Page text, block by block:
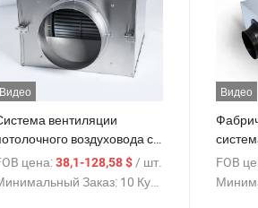
Видео
вентиляции
воздуховода с
Fresh Air
HVAC
цена: 38,1-128,58 $ / шт.
Заказ: 10 Куски
Видео
FOB